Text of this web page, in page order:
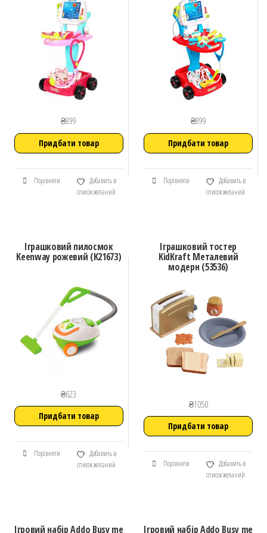
₴899
Придбати товар
Порівняти
Добавить в
список желаний
₴899
Придбати товар
Порівняти
Добавить в
список желаний
Іграшковий пилосмок
Keenway рожевий (K21673)
₴623
Придбати товар
Порівняти
Добавить в
список желаний
Іграшковий тостер
KidKraft Металевий
модерн (53536)
₴1050
Придбати товар
Порівняти
Добавить в
список желаний
Ігровий набір Addo Busy me Ігровий набір Addo Busy me